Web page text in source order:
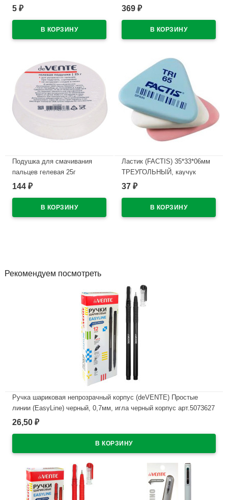
ЗВЁЗДЫ (Ст.50/1000)
5 ₽
146%) (АО "СЛПК"I)
369 ₽
Подушка для смачивания
пальцев гелевая 25г
deVENTE арт.4151600
144 ₽
Ластик (FACTIS) 35*33*06мм
ТРЕУГОЛЬНЫЙ, каучук
арт.TRI-65
37 ₽
Рекомендуем посмотреть
Ручка шариковая непрозрачный корпус (deVENTE) Простые
линии (EasyLine) черный, 0,7мм, игла черный корпус арт.5073627
В наличии
26,50 ₽